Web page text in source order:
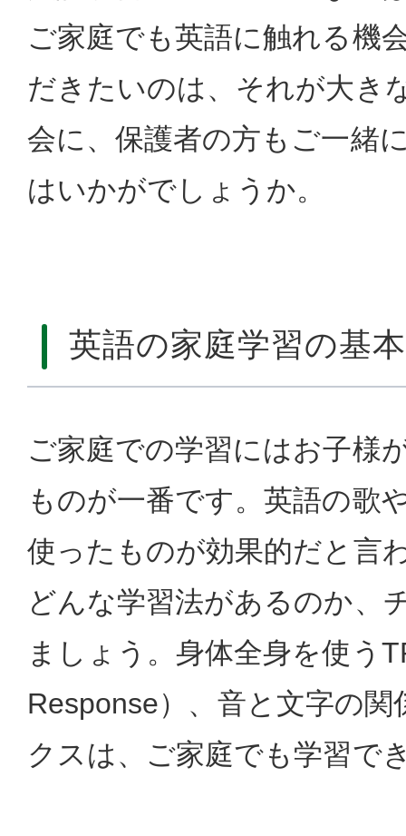
ご家庭でも英語に触れる機
だきたいのは、それが大き
会に、保護者の方もご一緒
はいかがでしょうか。
英語の家庭学習の基本
ご家庭での学習にはお子様
ものが一番です。英語の歌
使ったものが効果的だと言
どんな学習法があるのか、
ましょう。身体全身を使う
Response）、音と文字の
クスは、ご家庭でも学習で